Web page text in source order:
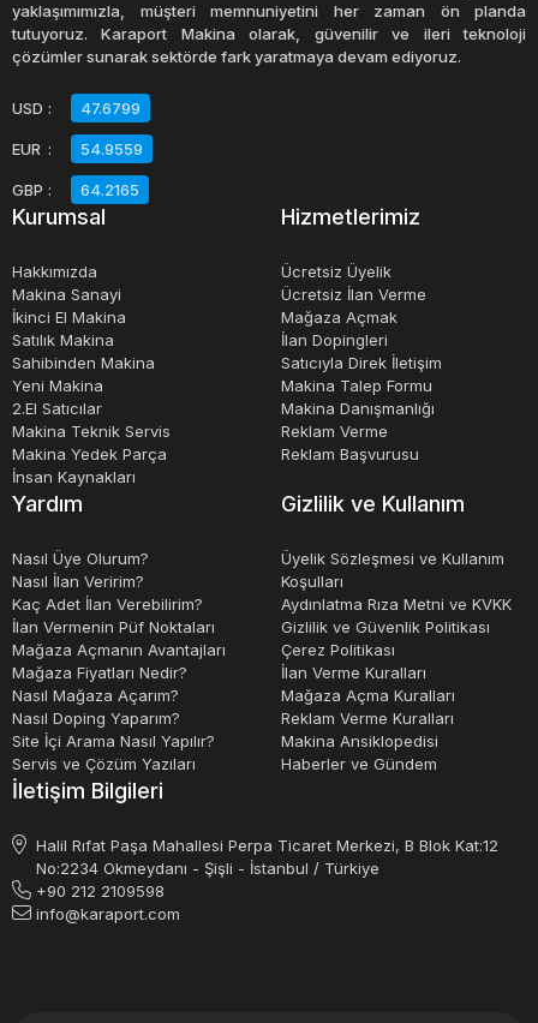
su faturalarının düzenlenmesi sağlanır.
için kullanılır. Doğalgaz sayaçları, elektrik sayaçları gibi
çalışır ve doğalgaz tüketimine göre fatura tutarının
belirlenmesinde önemli bir rol oynar.
için kullanılır. Benzin, motorin ve LPG gibi akaryakıt
türlerinin tüketimi bu sayaçlarla ölçülür. Bu sayede, yakıt
tüketimine göre maliyet hesaplanır ve yakıt tasarrufu
sağlanabilir.
Sayaçlar, tüketimlerin ölçülmesi ve kontrol edilmesi için
oldukça önemlidir. Doğru ölçüm yapılması, enerji ve su
korumak açısından büyük bir önem taşır. Gelişen teknoloji
ile birlikte, daha akıllı ve kullanışlı sayaçlar geliştirilmekte
ve tüketicilerin hizmetine sunulmaktadır.
yaklaşımımızla, müşteri memnuniyetini her zaman ön planda
tutuyoruz. Karaport Makina olarak, güvenilir ve ileri teknoloji
çözümler sunarak sektörde fark yaratmaya devam ediyoruz.
USD : 47.6799
EUR : 54.9559
GBP : 64.2165
Kurumsal
Hakkımızda
Makina Sanayi
İkinci El Makina
Satılık Makina
Sahibinden Makina
Yeni Makina
2.El Satıcılar
Makina Teknik Servis
Makina Yedek Parça
İnsan Kaynakları
Hizmetlerimiz
Ücretsiz Üyelik
Ücretsiz İlan Verme
Mağaza Açmak
İlan Dopingleri
Satıcıyla Direk İletişim
Makina Talep Formu
Makina Danışmanlığı
Reklam Verme
Reklam Başvurusu
Yardım
Nasıl Üye Olurum?
Nasıl İlan Veririm?
Kaç Adet İlan Verebilirim?
İlan Vermenin Püf Noktaları
Mağaza Açmanın Avantajları
Mağaza Fiyatları Nedir?
Nasıl Mağaza Açarım?
Nasıl Doping Yaparım?
Site İçi Arama Nasıl Yapılır?
Servis ve Çözüm Yazıları
Gizlilik ve Kullanım
Üyelik Sözleşmesi ve Kullanım
Koşulları
Aydınlatma Rıza Metni ve KVKK
Gizlilik ve Güvenlik Politikası
Çerez Politikası
İlan Verme Kuralları
Mağaza Açma Kuralları
Reklam Verme Kuralları
Makina Ansiklopedisi
Haberler ve Gündem
İletişim Bilgileri
Halil Rıfat Paşa Mahallesi Perpa Ticaret Merkezi, B Blok Kat:12
No:2234 Okmeydanı - Şişli - İstanbul / Türkiye
+90 212 2109598
info@karaport.com